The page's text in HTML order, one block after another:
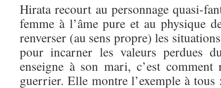
Hirata recourt au personnage quasi-
femme à l’âme pure et au physique
renverser (au sens propre) les
pour incarner les valeurs perdues
enseigne à son mari, c’est
guerrier. Elle montre l’exemple à